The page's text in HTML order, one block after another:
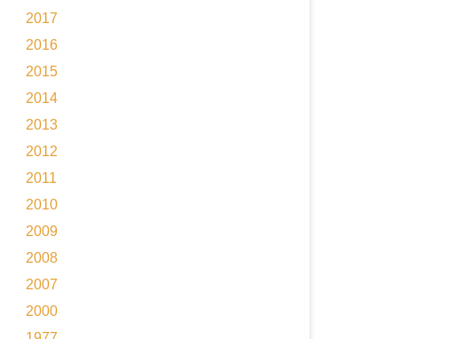
2017
2016
2015
2014
2013
2012
2011
2010
2009
2008
2007
2000